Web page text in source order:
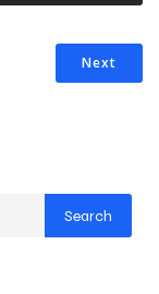
Next
Search